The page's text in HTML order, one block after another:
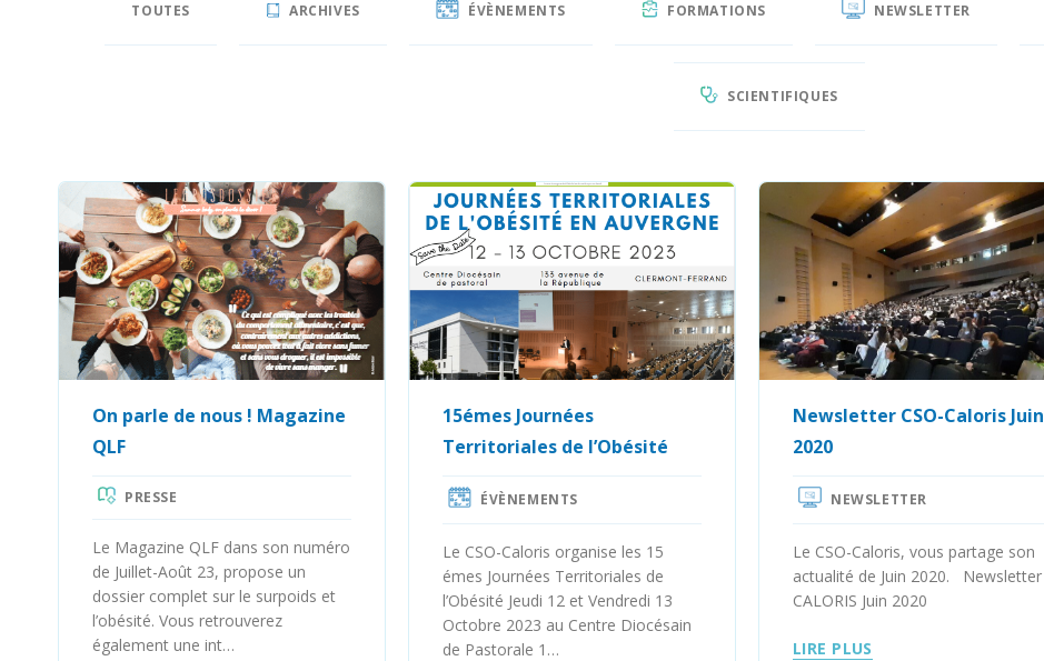
TOUTES ARCHIVES ÉVÈNEMENTS FORMATIONS NEWSLETTER
SCIENTIFIQUES
On parle de nous ! Magazine
QLF
PRESSE
Le Magazine QLF dans son numéro
de Juillet-Août 23, propose un
dossier complet sur le surpoids et
l’obésité. Vous retrouverez
également une int…
15émes Journées
Territoriales de l’Obésité
ÉVÈNEMENTS
Le CSO-Caloris organise les 15
émes Journées Territoriales de
l’Obésité Jeudi 12 et Vendredi 13
Octobre 2023 au Centre Diocésain
de Pastorale 1…
Newsletter CSO-Caloris Juin
2020
NEWSLETTER
Le CSO-Caloris, vous partage son
actualité de Juin 2020. Newsletter
CALORIS Juin 2020
LIRE PLUS